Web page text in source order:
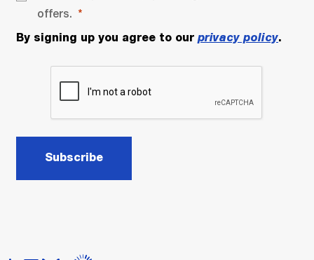
offers.
By signing up you agree to our privacy policy.
Subscribe